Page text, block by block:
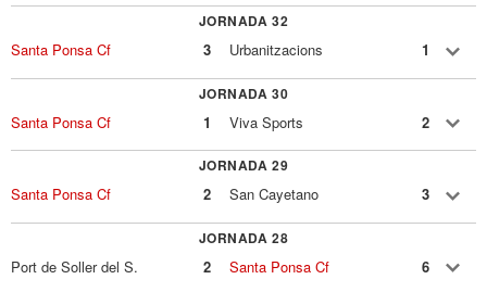
JORNADA 32
Santa Ponsa Cf 3 Urbanitzacions 1
JORNADA 30
Santa Ponsa Cf 1 Viva Sports 2
JORNADA 29
Santa Ponsa Cf 2 San Cayetano 3
JORNADA 28
Port de Soller del S. 2 Santa Ponsa Cf 6